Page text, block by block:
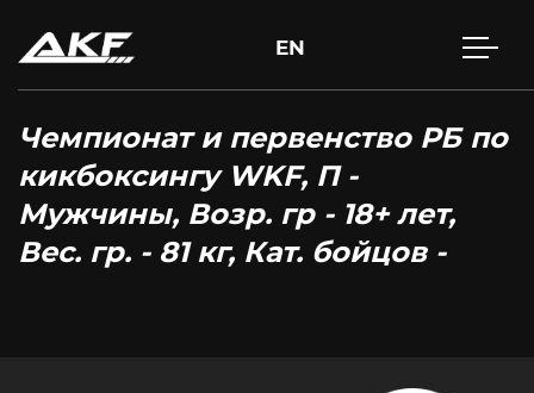
EN
Чемпионат и первенство РБ по
кикбоксингу WKF, П -
Мужчины, Возр. гр - 18+ лет,
Вес. гр. - 81 кг, Кат. бойцов -